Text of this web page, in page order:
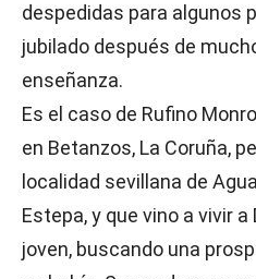
despedidas para algunos
jubilado después de
enseñanza.
Es el caso de Rufino
en Betanzos, La Coruña,
localidad sevillana de
Estepa, y que vino a vivir
joven, buscando una